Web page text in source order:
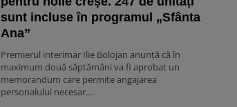
sunt incluse în programul „Sfânta
Ana”
Premierul interimar Ilie Bolojan anunță că în
maximum două săptămâni va fi aprobat un
memorandum care permite angajarea
personalului necesar…